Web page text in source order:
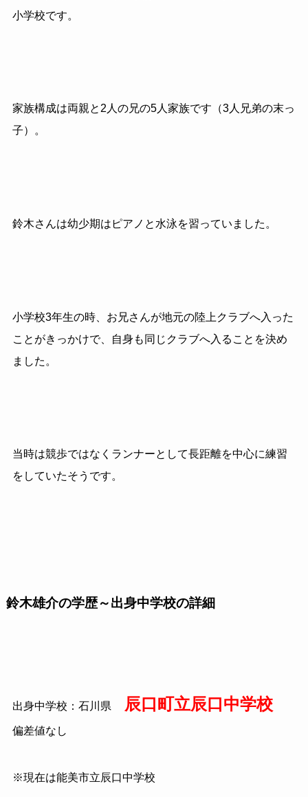
小学校です。
家族構成は両親と2人の兄の5人家族です（3人兄弟の末っ
子）。
鈴木さんは幼少期はピアノと水泳を習っていました。
小学校3年生の時、お兄さんが地元の陸上クラブへ入った
ことがきっかけで、自身も同じクラブへ入ることを決め
ました。
当時は競歩ではなくランナーとして長距離を中心に練習
をしていたそうです。
鈴木雄介の学歴～出身中学校の詳細
出身中学校：石川県 辰口町立辰口中学校
偏差値なし
※現在は能美市立辰口中学校